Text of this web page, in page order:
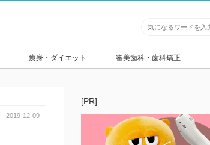
痩身・ダイエット 審美歯科・歯科矯正
2019-12-09
[PR]